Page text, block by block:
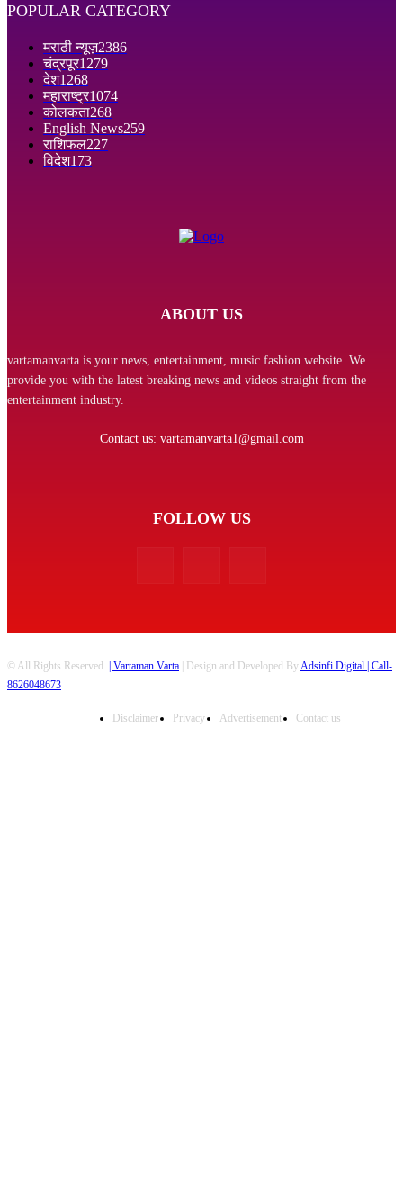
POPULAR CATEGORY
मराठी न्यूज़2386
चंद्रपूर1279
देश1268
महाराष्ट्र1074
कोलकता268
English News259
राशिफल227
विदेश173
ABOUT US
vartamanvarta is your news, entertainment, music fashion website. We
provide you with the latest breaking news and videos straight from the
entertainment industry.
Contact us: vartamanvarta1@gmail.com
FOLLOW US
© All Rights Reserved. | Vartaman Varta | Design and Developed ByAdsinfi Digital | Call-
8626048673
Disclaimer Privacy Advertisement Contact us